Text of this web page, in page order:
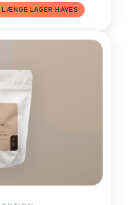
LÆNGE LAGER HAVES